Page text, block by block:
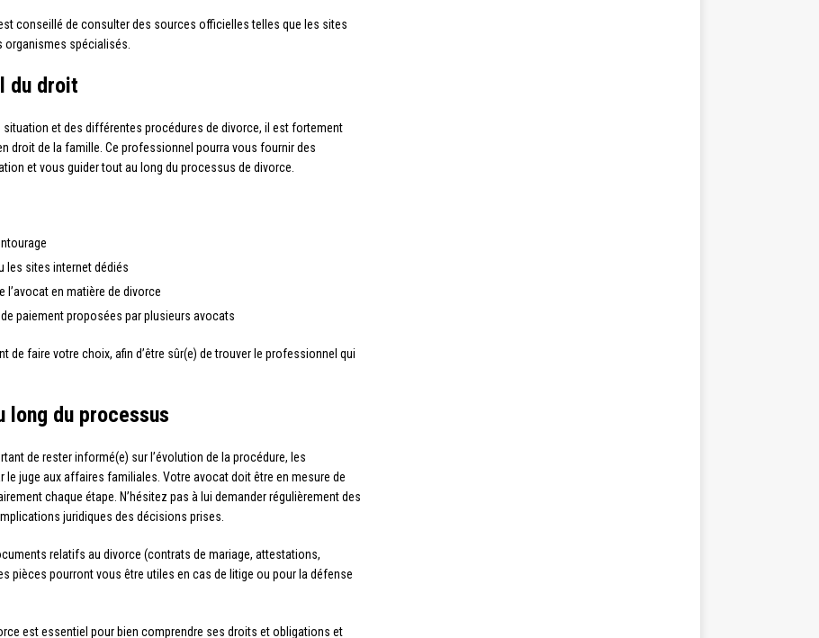
conseillé de consulter des sources officielles telles que les sites
spécialisés.
du droit
et des différentes procédures de divorce, il est fortement
droit de la famille. Ce professionnel pourra vous fournir des
et vous guider tout au long du processus de divorce.
les sites internet dédiés
l’avocat en matière de divorce
paiement proposées par plusieurs avocats
de faire votre choix, afin d’être sûr(e) de trouver le professionnel qui
du processus
de rester informé(e) sur l’évolution de la procédure, les
juge aux affaires familiales. Votre avocat doit être en mesure de
chaque étape. N’hésitez pas à lui demander régulièrement des
juridiques des décisions prises.
relatifs au divorce (contrats de mariage, attestations,
pièces pourront vous être utiles en cas de litige ou pour la défense
est essentiel pour bien comprendre ses droits et obligations et